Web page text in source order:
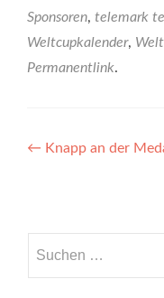
Sponsoren, telemark
Weltcupkalender,
Permanentlink.
← Knapp an der